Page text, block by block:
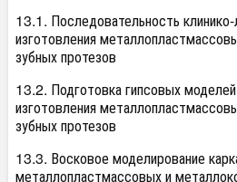
13.1. Последовательность
изготовления
зубных протезов
13.2. Подготовка гипсовых
изготовления
зубных протезов
13.3. Восковое моделирование
металлопластмассовых и